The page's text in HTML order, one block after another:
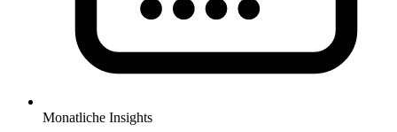
Monatliche Insights